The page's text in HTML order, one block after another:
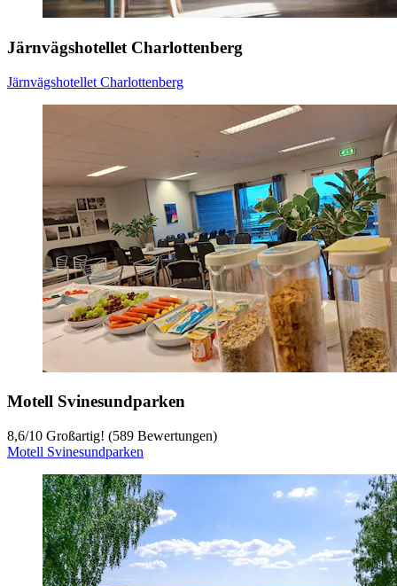
Järnvägshotellet Charlottenberg
Järnvägshotellet Charlottenberg
Motell Svinesundparken
8,6/10 Großartig! (589 Bewertungen)
Motell Svinesundparken